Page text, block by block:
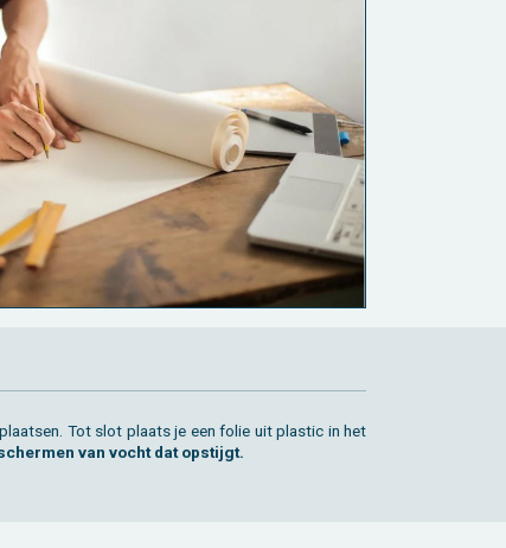
Tot slot plaats je een folie uit plas­tic in het
van vocht dat op­stijgt.